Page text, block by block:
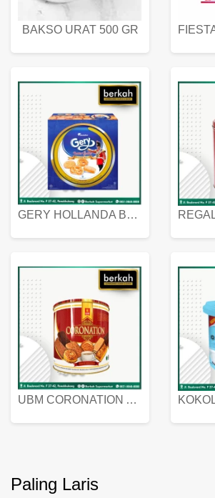
BAKSO URAT 500 GR
GERY HOLLANDA BUTTER COOKIES 450 GRAM
UBM CORONATION ASSORTED BISKUIT KALENG 450 GRAM
Paling Laris